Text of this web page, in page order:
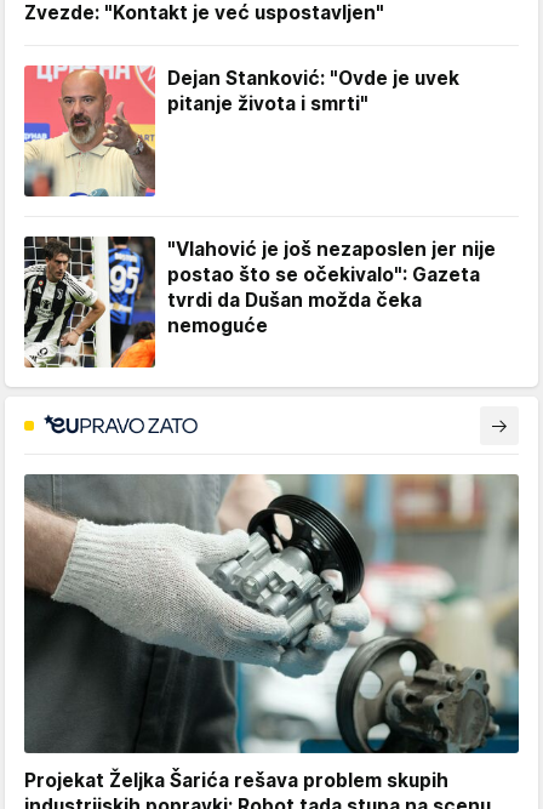
Zvezde: "Kontakt je već uspostavljen"
Dejan Stanković: "Ovde je uvek
pitanje života i smrti"
"Vlahović je još nezaposlen jer nije
postao što se očekivalo": Gazeta
tvrdi da Dušan možda čeka
nemoguće
Projekat Željka Šarića rešava problem skupih